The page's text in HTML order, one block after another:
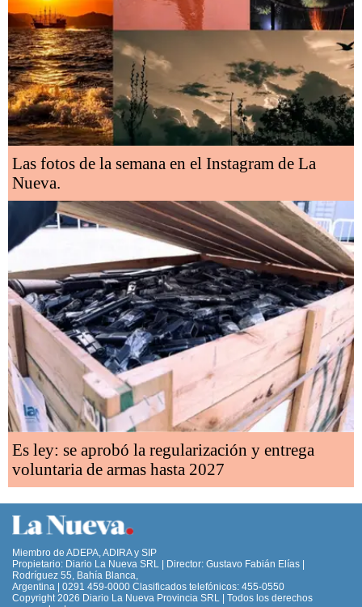
Las fotos de la semana en el Instagram de La
Nueva.
Es ley: se aprobó la regularización y entrega
voluntaria de armas hasta 2027
Miembro de ADEPA, ADIRA y SIP
Propietario: Diario La Nueva SRL | Director: Gustavo Fabián Elías |
Rodríguez 55, Bahía Blanca,
Argentina | 0291 459-0000 Clasificados telefónicos: 455-0550
Copyright 2026 Diario La Nueva Provincia SRL | Todos los derechos